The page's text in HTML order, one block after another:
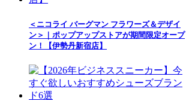
＜ニコライ バーグマン フラワーズ＆デザイ
ン＞｜ポップアップストアが期間限定オープ
ン！【伊勢丹新宿店】